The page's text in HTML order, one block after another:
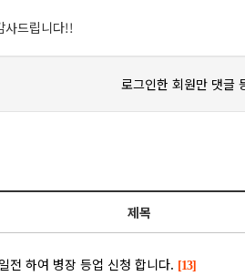
사드립니다!!
로그인한 회원만 댓글
제목
전 하여 병장 등업 신청 합니다. [13]